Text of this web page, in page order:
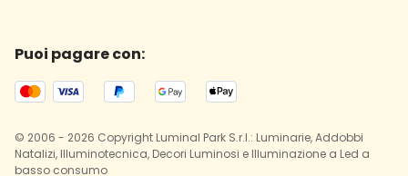
Puoi pagare con:
© 2006 - 2026 Copyright Luminal Park S.r.l.: Luminarie, Addobbi
Natalizi, Illuminotecnica, Decori Luminosi e Illuminazione a Led a
basso consumo